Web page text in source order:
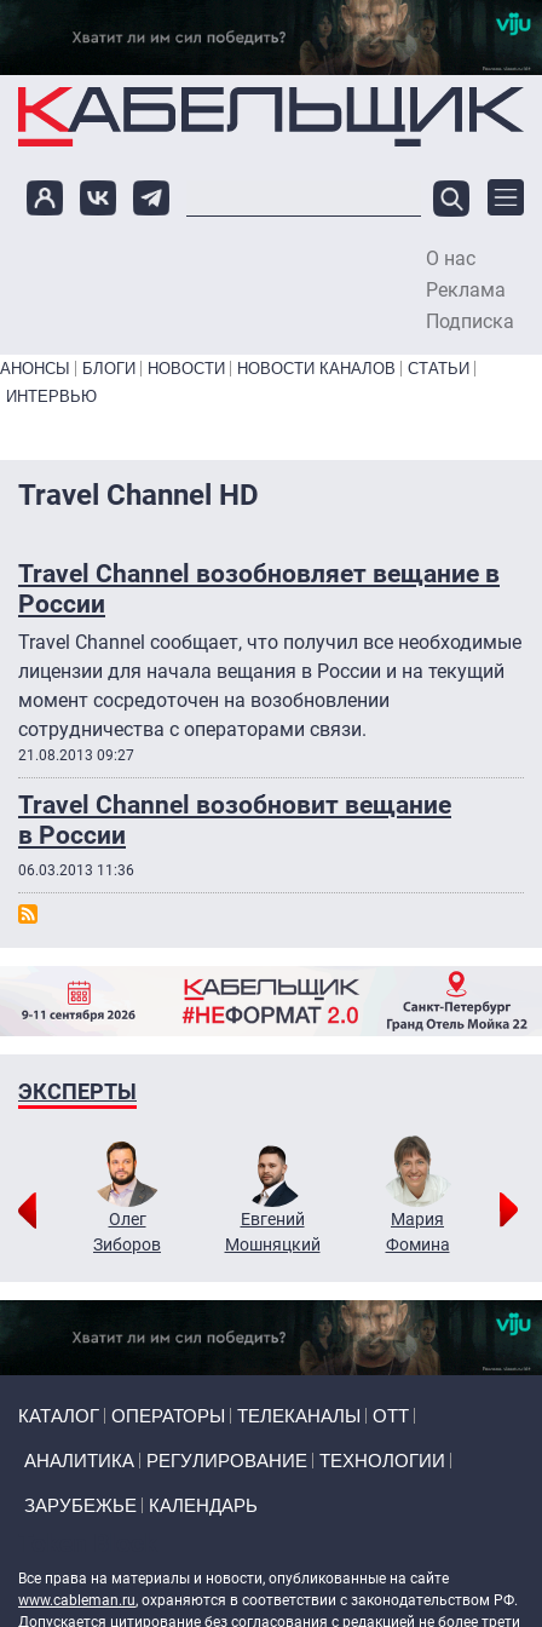
О нас
Реклама
Подписка
Primary links bottom
АНОНСЫ БЛОГИ НОВОСТИ НОВОСТИ КАНАЛОВ
СТАТЬИ
ИНТЕРВЬЮ
Travel Channel HD
Travel Channel возобновляет вещание в
России
Travel Channel сообщает, что получил все необходимые
лицензии для начала вещания в России и на текущий
момент сосредоточен на возобновлении
сотрудничества с операторами связи.
21.08.2013 09:27
Travel Channel возобновит вещание
в России
06.03.2013 11:36
ЭКСПЕРТЫ
Олег
Зиборов
Евгений
Мошняцкий
Мария
Фомина
КАТАЛОГ ОПЕРАТОРЫ ТЕЛЕКАНАЛЫ ОТТ
АНАЛИТИКА РЕГУЛИРОВАНИЕ ТЕХНОЛОГИИ
ЗАРУБЕЖЬЕ КАЛЕНДАРЬ
Все права на материалы и новости, опубликованные на сайте
www.cableman.ru, охраняются в соответствии с законодательством РФ.
Допускается цитирование без согласования с редакцией не более трети